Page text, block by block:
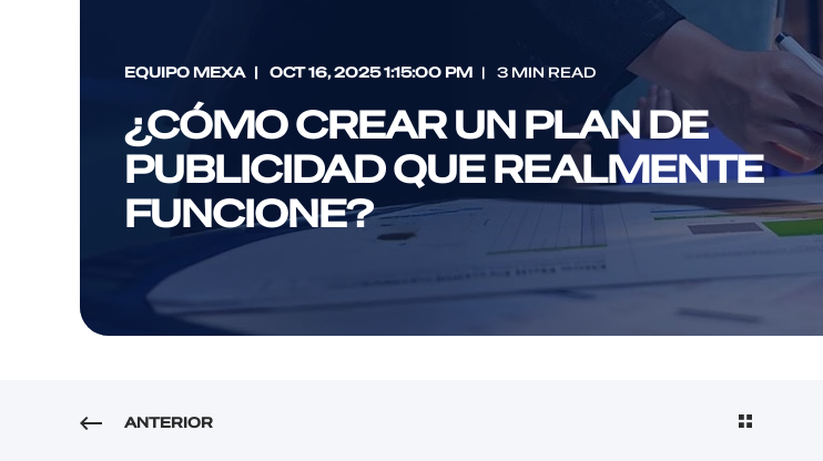
EQUIPO MEXA OCT 16, 2025 1:15:00 PM 3 MIN READ
¿CÓMO CREAR UN PLAN DE
PUBLICIDAD QUE REALMENTE
FUNCIONE?
ANTERIOR